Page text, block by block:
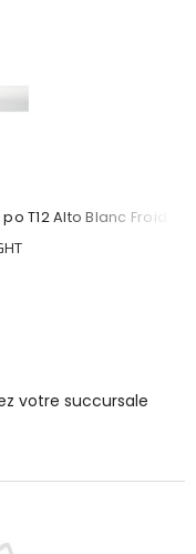
T12 Alto Blanc Froid
votre succursale